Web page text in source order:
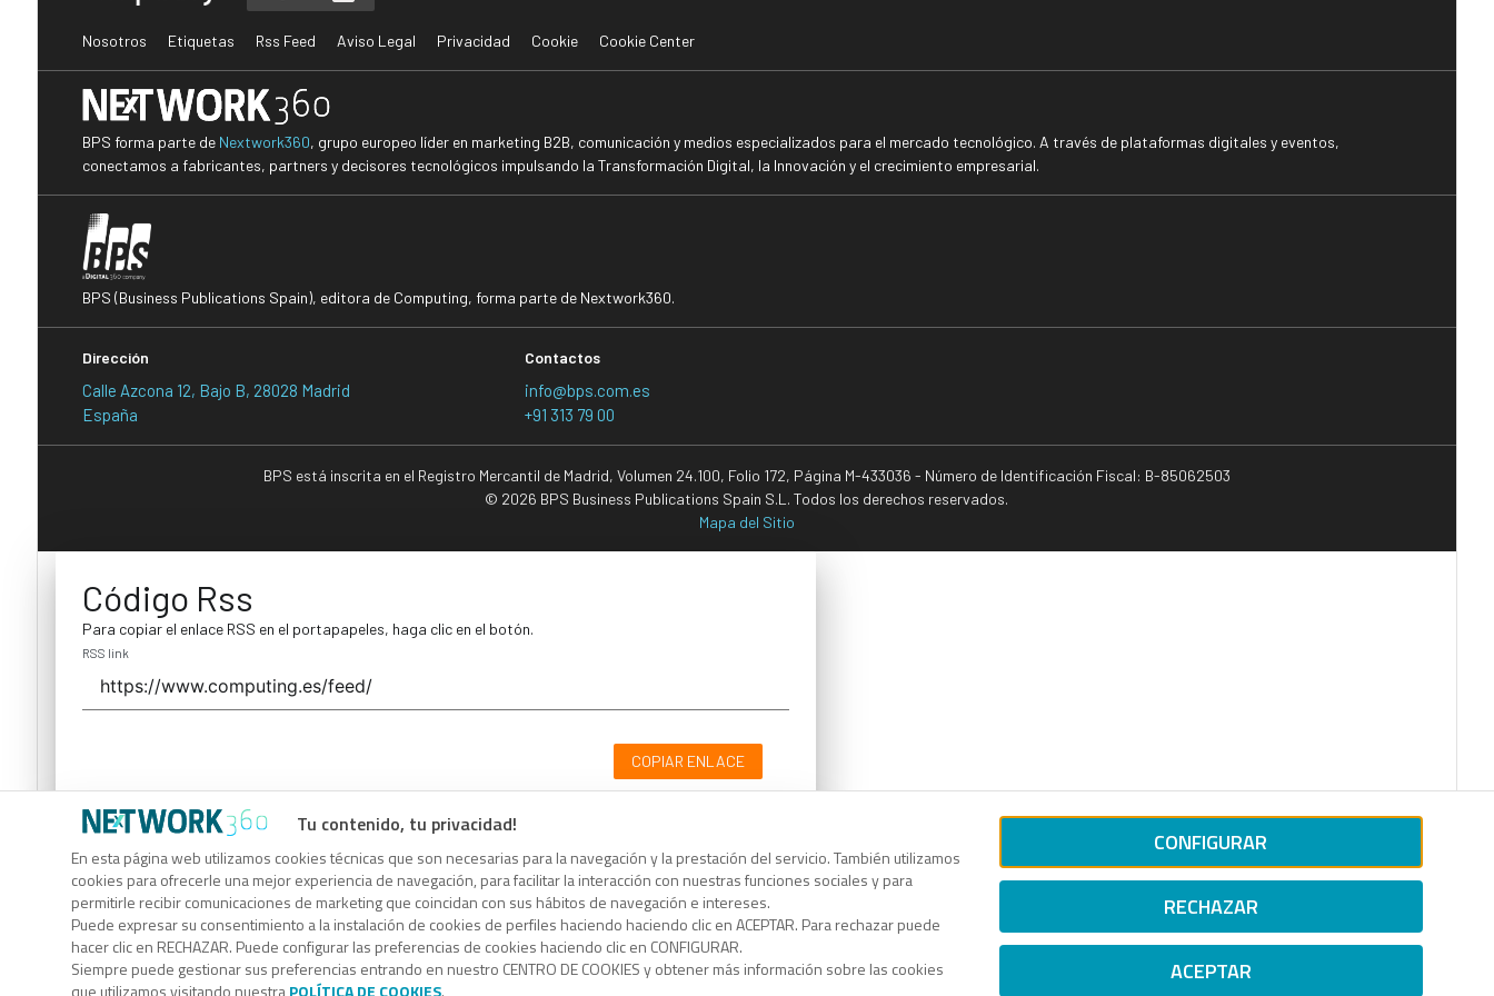
Tu contenido, tu privacidad!
En esta página web utilizamos cookies técnicas que son necesarias para la navegación y la prestación del servicio. También utilizamos
cookies para ofrecerle una mejor experiencia de navegación, para facilitar la interacción con nuestras funciones sociales y para
permitirle recibir comunicaciones de marketing que coincidan con sus hábitos de navegación e intereses.
Puede expresar su consentimiento a la instalación de cookies de perfiles haciendo haciendo clic en ACEPTAR. Para rechazar puede
hacer clic en RECHAZAR. Puede configurar las preferencias de cookies haciendo clic en CONFIGURAR.
Siempre puede gestionar sus preferencias entrando en nuestro CENTRO DE COOKIES y obtener más información sobre las cookies
que utilizamos visitando nuestra POLÍTICA DE COOKIES.
CONFIGURAR
RECHAZAR
ACEPTAR
Nosotros Etiquetas Rss Feed Aviso Legal Privacidad Cookie Cookie Center
BPS forma parte de Nextwork360, grupo europeo líder en marketing B2B, comunicación y medios especializados para el mercado tecnológico. A través de plataformas digitales y eventos,
conectamos a fabricantes, partners y decisores tecnológicos impulsando la Transformación Digital, la Innovación y el crecimiento empresarial.
BPS (Business Publications Spain), editora de Computing, forma parte de Nextwork360.
Dirección
Calle Azcona 12, Bajo B, 28028 Madrid
España
Contactos
info@bps.com.es
+91 313 79 00
BPS está inscrita en el Registro Mercantil de Madrid, Volumen 24.100, Folio 172, Página M-433036 - Número de Identificación Fiscal: B-85062503
© 2026 BPS Business Publications Spain S.L. Todos los derechos reservados.
Mapa del Sitio
Código Rss
Para copiar el enlace RSS en el portapapeles, haga clic en el botón.
RSS link
COPIAR ENLACE
Código Rss
Para copiar el enlace RSS en el portapapeles, haga clic en el botón.